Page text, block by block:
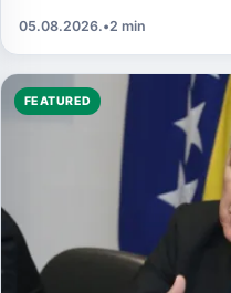
05.08.2026.•2 min
FEATURED